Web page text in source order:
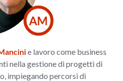
AM
e lavoro come business
nella gestione di progetti di
impiegando percorsi di